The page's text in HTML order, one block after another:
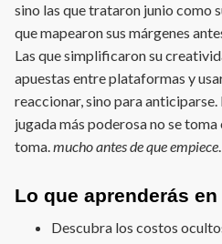
sino las que trataron junio como
que mapearon sus márgenes
Las que simplificaron su
apuestas entre plataformas y
reaccionar, sino para anticiparse.
jugada más poderosa no se
toma.mucho antes de que empiece.
Lo que aprenderás
Descubra los costos